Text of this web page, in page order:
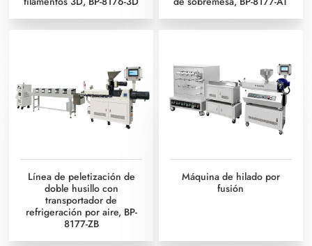
Línea de peletización de
doble husillo con
transportador de
refrigeración por aire, BP-
8177-ZB
Máquina de hilado por
fusión